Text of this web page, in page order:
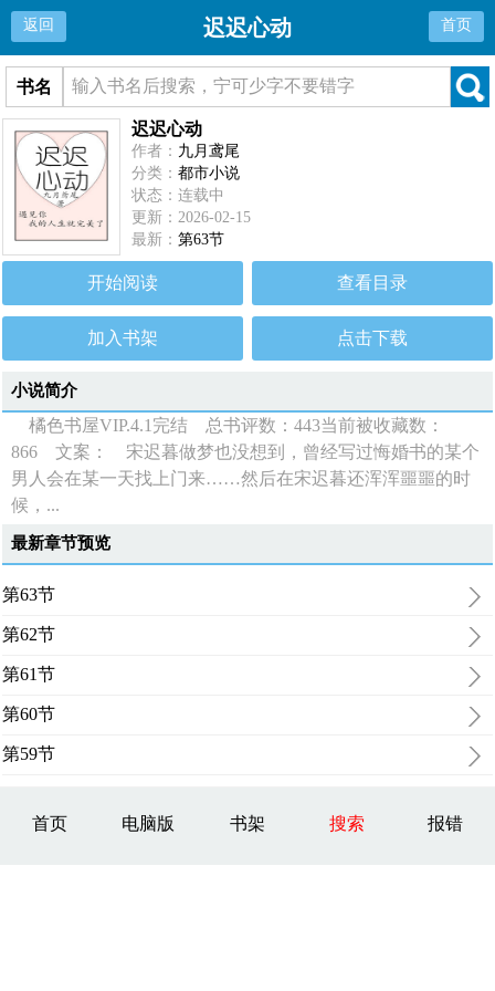
返回 迟迟心动 首页
书名
迟迟心动
作者： 九月鸢尾
分类：都市小说
状态：连载中
更新：2026-02-15
最新：第63节
开始阅读 查看目录
加入书架 点击下载
小说简介
橘色书屋VIP.4.1完结 总书评数：443当前被收藏数：
866 文案： 宋迟暮做梦也没想到，曾经写过悔婚书的某个
男人会在某一天找上门来……然后在宋迟暮还浑浑噩噩的时
候，...
最新章节预览
第63节
第62节
第61节
第60节
第59节
首页 电脑版 书架 搜索 报错